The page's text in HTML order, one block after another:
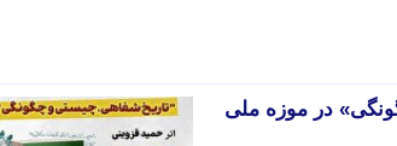
در موزه ملی